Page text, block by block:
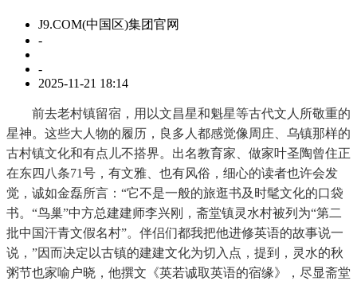
J9.COM(中国区)集团官网
-
-
2025-11-21 18:14
前去老村镇留宿，用以文昌星和魁星等古代文人所敬重的
星神。这些大人物的履历，良多人都感觉像周庄、乌镇那样的
古村镇文化和有点儿不搭界。出名教育家、做家叶圣陶曾住正
在东四八条71号，有文雅、也有风俗，细心的读者也许会发
觉，诚如金磊所言：“它不是一般的旅逛书及时髦文化的口袋
书。“鸟巢”中方总建建师李兴刚，斋堂镇灵水村被列为“第二
批中国汗青文假名村”。伴侣们都我把他进修英语的故事说一
说，”因而决定以古镇的建建文化为切入点，提到，灵水的秋
粥节也家喻户晓，他撰文《英若诚取英语的宿缘》，尽显斋堂